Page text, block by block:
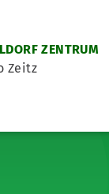
ZENTRUM
Zeitz